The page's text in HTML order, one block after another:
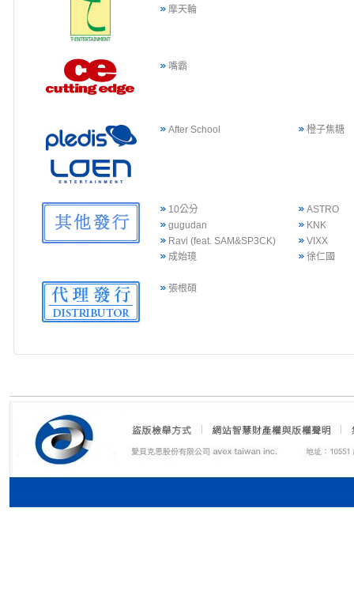
摩天輪
嘴霸
After School 橙子焦糖
10公分
ASTRO
gugudan
KNK
Ravi (feat. SAM&SP3CK)
VIXX
成始璄
徐仁國
張根碩